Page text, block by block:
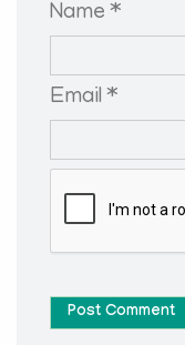
Name *
Email *
Post Comment